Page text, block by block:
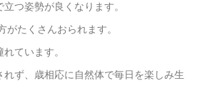
つ姿勢が良くなります。
たくさんおられます。
ています。
ず、歳相応に自然体で毎日を楽しみ生